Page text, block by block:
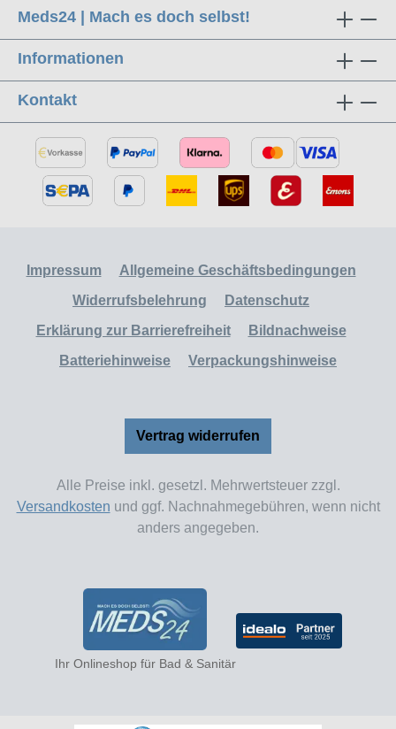
Meds24 | Mach es doch selbst!
Informationen
Kontakt
Impressum
Allgemeine Geschäftsbedingungen
Widerrufsbelehrung
Datenschutz
Erklärung zur Barrierefreiheit
Bildnachweise
Batteriehinweise
Verpackungshinweise
Vertrag widerrufen
Alle Preise inkl. gesetzl. Mehrwertsteuer zzgl.
Versandkosten und ggf. Nachnahmegebühren, wenn nicht
anders angegeben.
Ihr Onlineshop für Bad & Sanitär